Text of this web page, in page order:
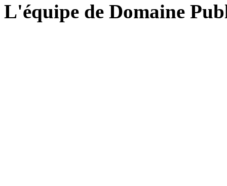
L'équipe de Domaine